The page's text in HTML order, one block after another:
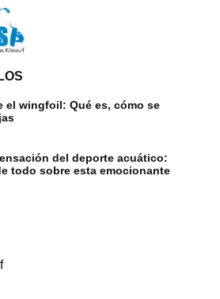
el wingfoil: Qué es, cómo se
del deporte acuático:
todo sobre esta emocionante